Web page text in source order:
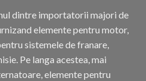
dintre importatorii majori de
elemente pentru motor,
sistemele de franare,
Pe langa acestea, mai
elemente pentru